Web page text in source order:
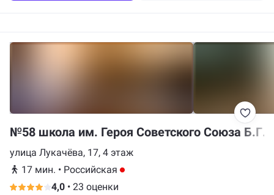
№58 школа им. Героя Советского Союза Б.Г.
улица Лукачёва, 17, 4 этаж
17 мин. • Российская
4,0 • 23 оценки